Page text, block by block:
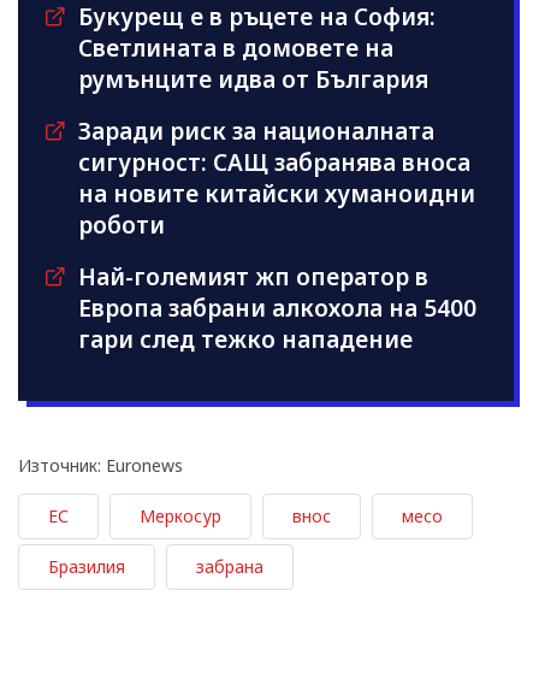
Букурещ е в ръцете на София:
Светлината в домовете на
румънците идва от България
Заради риск за националната
сигурност: САЩ забранява вноса
на новите китайски хуманоидни
роботи
Най-големият жп оператор в
Европа забрани алкохола на 5400
гари след тежко нападение
Източник: Euronews
ЕС Меркосур внос месо
Бразилия забрана